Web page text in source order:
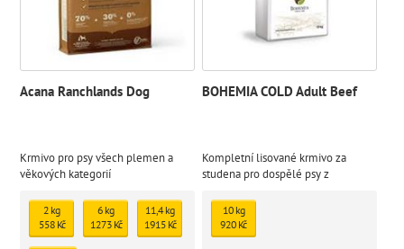
Acana Ranchlands Dog
Krmivo pro psy všech plemen a
věkových kategorií
2 kg
558 Kč
6 kg
1273 Kč
11,4 kg
1915 Kč
BOHEMIA COLD Adult Beef
Kompletní lisované krmivo za
studena pro dospělé psy z
10 kg
920 Kč